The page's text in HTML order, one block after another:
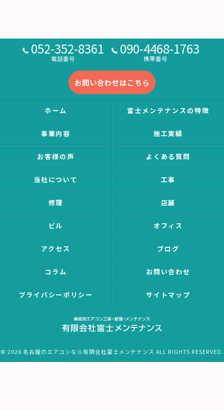
052-352-8361
電話番号
090-4468-1763
携帯番号
お問い合わせはこちら
ホーム 富士メンテナンスの特徴
事業内容 施工実績
お客様の声 よくある質問
当社について 工事
修理 店舗
ビル オフィス
アクセス ブログ
コラム お問い合わせ
プライバシーポリシー サイトマップ
© 2026 名古屋のエアコンなら有限会社富士メンテナンス ALL RIGHTS RESERVED.